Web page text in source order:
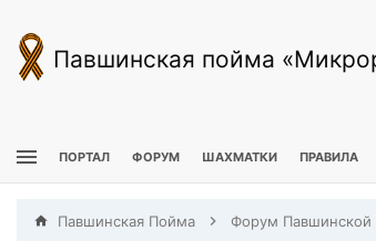
Павшинская пойма
ПОРТАЛ ФОРУМ ШАХМАТКИ ПРАВИЛА
Павшинская Пойма Форум